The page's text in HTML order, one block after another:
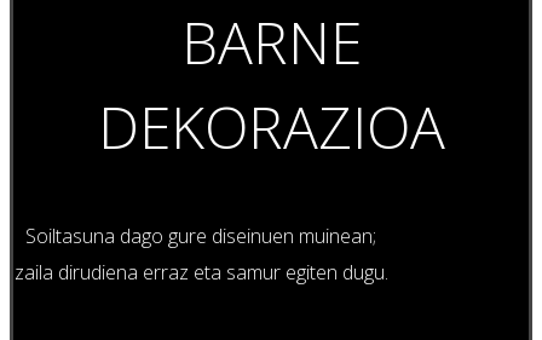
BARNE
DEKORAZIOA
Soiltasuna dago gure diseinuen muinean;
zaila dirudiena erraz eta samur egiten dugu.